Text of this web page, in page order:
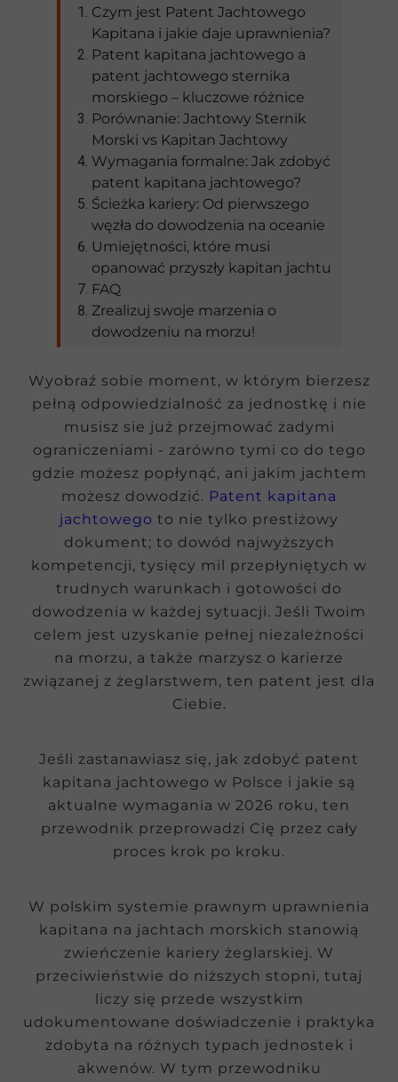
Wyobraź sobie moment, w którym bierzesz
pełną odpowiedzialność za jednostkę i nie
musisz sie już przejmować żadymi
ograniczeniami - zarówno tymi co do tego
gdzie możesz popłynąć, ani jakim jachtem
możesz dowodzić. Patent kapitana
jachtowego to nie tylko prestiżowy
dokument; to dowód najwyższych
kompetencji, tysięcy mil przepłyniętych w
trudnych warunkach i gotowości do
dowodzenia w każdej sytuacji. Jeśli Twoim
celem jest uzyskanie pełnej niezależności
na morzu, a także marzysz o karierze
związanej z żeglarstwem, ten patent jest dla
Ciebie.
Jeśli zastanawiasz się, jak zdobyć patent
kapitana jachtowego w Polsce i jakie są
aktualne wymagania w 2026 roku, ten
przewodnik przeprowadzi Cię przez cały
proces krok po kroku.
W polskim systemie prawnym uprawnienia
kapitana na jachtach morskich stanowią
zwieńczenie kariery żeglarskiej. W
przeciwieństwie do niższych stopni, tutaj
liczy się przede wszystkim
udokumentowane doświadczenie i praktyka
zdobyta na różnych typach jednostek i
akwenów. W tym przewodniku
Czym jest Patent Jachtowego
Kapitana i jakie daje uprawnienia?
Patent kapitana jachtowego a
patent jachtowego sternika
morskiego – kluczowe różnice
Porównanie: Jachtowy Sternik
Morski vs Kapitan Jachtowy
Wymagania formalne: Jak zdobyć
patent kapitana jachtowego?
Ścieżka kariery: Od pierwszego
węzła do dowodzenia na oceanie
Umiejętności, które musi
opanować przyszły kapitan jachtu
FAQ
Zrealizuj swoje marzenia o
dowodzeniu na morzu!